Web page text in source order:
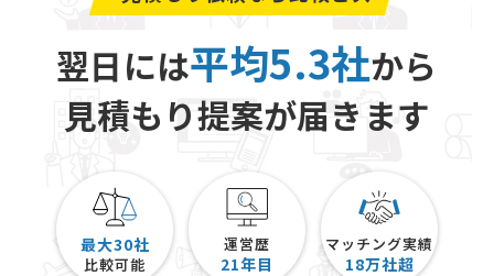
翌日には平均5.3社から
見積もり提案が届きます
最大30社
比較可能
運営歴
21年目
マッチング実績
18万社超